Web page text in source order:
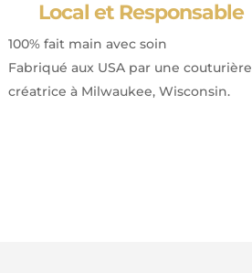
Local et Responsable
100% fait main avec soin
Fabriqué aux USA par une couturière
créatrice à Milwaukee, Wisconsin.